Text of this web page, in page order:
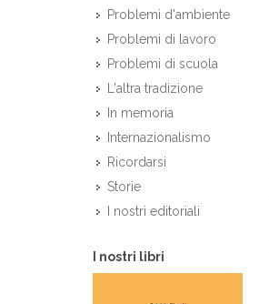
Problemi d'ambiente
Problemi di lavoro
Problemi di scuola
L'altra tradizione
In memoria
Internazionalismo
Ricordarsi
Storie
I nostri editoriali
I nostri libri